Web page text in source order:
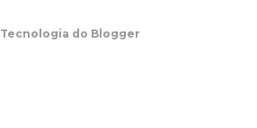
Tecnologia do Blogger